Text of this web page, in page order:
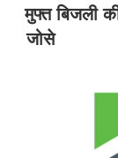
प्रकाशित
किया
मुफ्त बिजली
जोसे